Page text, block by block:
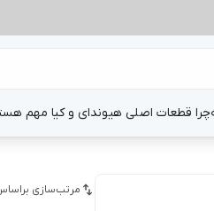
چرا قطعات اصلی هیوندای و کیا مهم
مرتب‌سازی